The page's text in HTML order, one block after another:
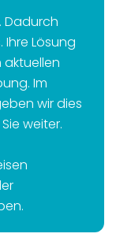
Dadurch
Lösung
Im
wir dies
weiter.